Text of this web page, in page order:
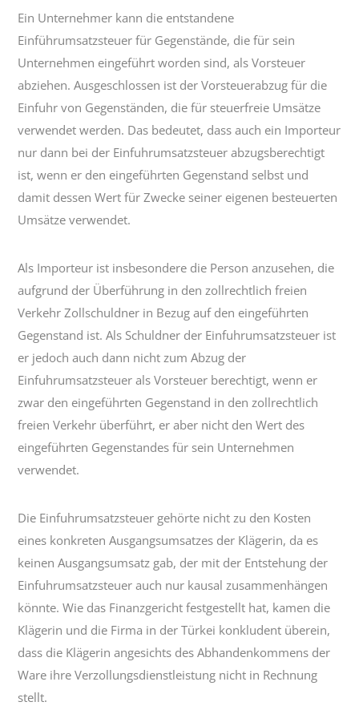
Ein Unternehmer kann die entstandene
Einführumsatzsteuer für Gegenstände, die für sein
Unternehmen eingeführt worden sind, als Vorsteuer
abziehen. Ausgeschlossen ist der Vorsteuerabzug für die
Einfuhr von Gegenständen, die für steuerfreie Umsätze
verwendet werden. Das bedeutet, dass auch ein Importeur
nur dann bei der Einfuhrumsatzsteuer abzugsberechtigt
ist, wenn er den eingeführten Gegenstand selbst und
damit dessen Wert für Zwecke seiner eigenen besteuerten
Umsätze verwendet.
Als Importeur ist insbesondere die Person anzusehen, die
aufgrund der Überführung in den zollrechtlich freien
Verkehr Zollschuldner in Bezug auf den eingeführten
Gegenstand ist. Als Schuldner der Einfuhrumsatzsteuer ist
er jedoch auch dann nicht zum Abzug der
Einfuhrumsatzsteuer als Vorsteuer berechtigt, wenn er
zwar den eingeführten Gegenstand in den zollrechtlich
freien Verkehr überführt, er aber nicht den Wert des
eingeführten Gegenstandes für sein Unternehmen
verwendet.
Die Einfuhrumsatzsteuer gehörte nicht zu den Kosten
eines konkreten Ausgangsumsatzes der Klägerin, da es
keinen Ausgangsumsatz gab, der mit der Entstehung der
Einfuhrumsatzsteuer auch nur kausal zusammenhängen
könnte. Wie das Finanzgericht festgestellt hat, kamen die
Klägerin und die Firma in der Türkei konkludent überein,
dass die Klägerin angesichts des Abhandenkommens der
Ware ihre Verzollungsdienstleistung nicht in Rechnung
stellt.